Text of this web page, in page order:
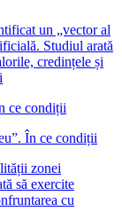
un „vector al
Studiul arată
credințele și
În ce condiții